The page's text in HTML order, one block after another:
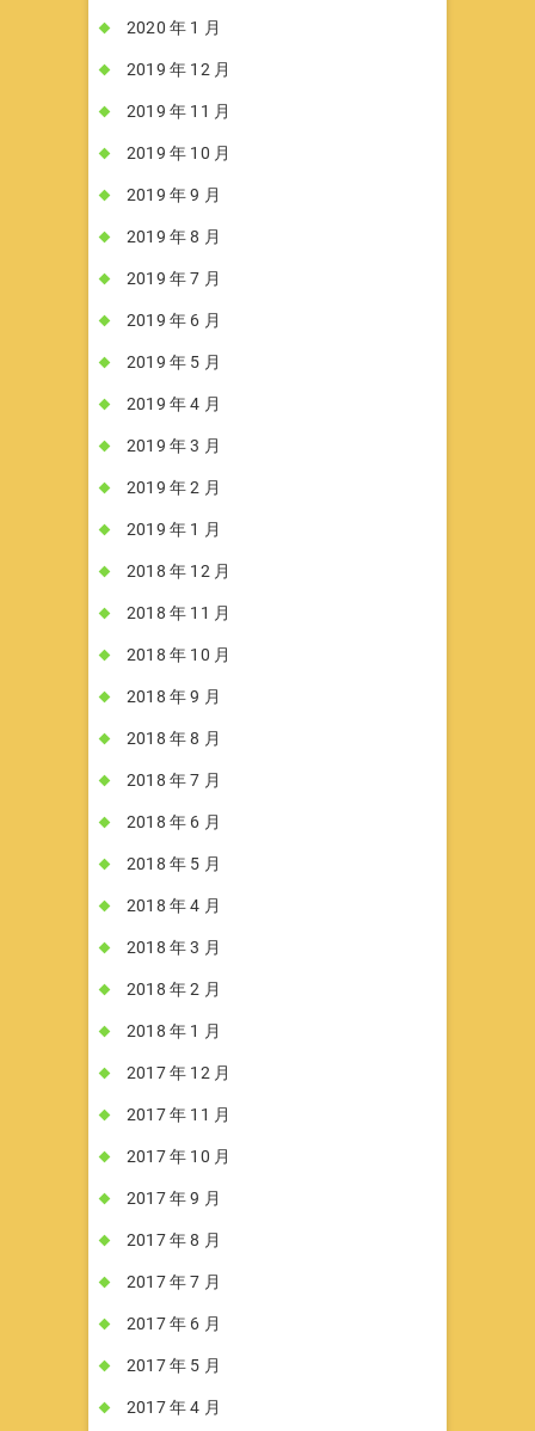
2020 年 1 月
2019 年 12 月
2019 年 11 月
2019 年 10 月
2019 年 9 月
2019 年 8 月
2019 年 7 月
2019 年 6 月
2019 年 5 月
2019 年 4 月
2019 年 3 月
2019 年 2 月
2019 年 1 月
2018 年 12 月
2018 年 11 月
2018 年 10 月
2018 年 9 月
2018 年 8 月
2018 年 7 月
2018 年 6 月
2018 年 5 月
2018 年 4 月
2018 年 3 月
2018 年 2 月
2018 年 1 月
2017 年 12 月
2017 年 11 月
2017 年 10 月
2017 年 9 月
2017 年 8 月
2017 年 7 月
2017 年 6 月
2017 年 5 月
2017 年 4 月